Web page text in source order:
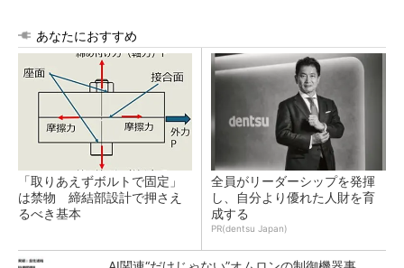
あなたにおすすめ
「取りあえずボルトで固定」
は禁物 締結部設計で押さえ
るべき基本
全員がリーダーシップを発揮
し、自分より優れた人財を育
成する
PR(dentsu Japan)